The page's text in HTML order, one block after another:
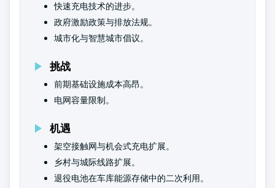
快速充电技术的进步。
政府激励政策与排放法规。
城市化与智慧城市倡议。
挑战
前期基础设施成本高昂。
电网容量限制。
机遇
架空接触网与机会式充电扩展。
乡村与城际线路扩展。
退役电池在车库能源存储中的二次利用。